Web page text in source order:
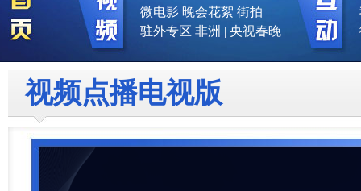
微电影 晚会花絮 街拍
驻外专区 非洲 | 央视春晚
视频点播电视版